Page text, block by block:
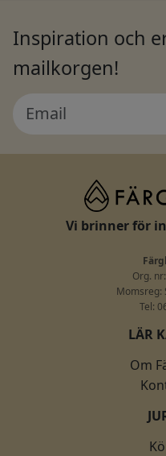
Inspiration och
mailkorgen!
Vi brinner för
Org.
Momsreg:
Tel:
LÄR
Om